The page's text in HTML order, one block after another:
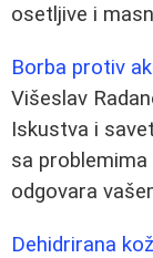
osetljive i
Borba protiv
Višeslav
Iskustva i
sa
odgovara
Dehidrirana